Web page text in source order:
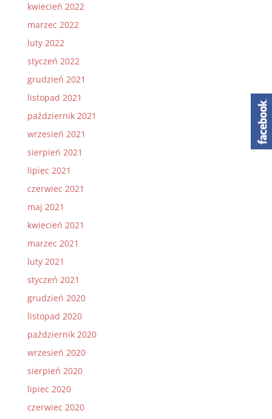
kwiecień 2022
marzec 2022
luty 2022
styczeń 2022
grudzień 2021
listopad 2021
październik 2021
wrzesień 2021
sierpień 2021
lipiec 2021
czerwiec 2021
maj 2021
kwiecień 2021
marzec 2021
luty 2021
styczeń 2021
grudzień 2020
listopad 2020
październik 2020
wrzesień 2020
sierpień 2020
lipiec 2020
czerwiec 2020